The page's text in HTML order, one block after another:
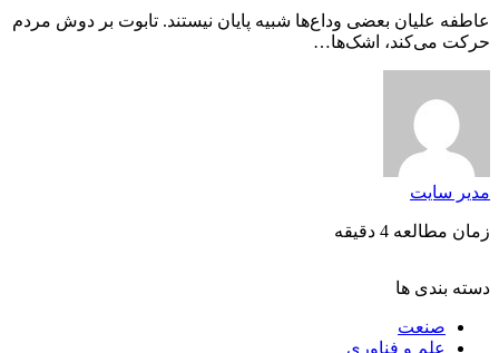
عاطفه علیان بعضی وداع‌ها شبیه پایان نیستند. تابوت بر دوش مردم
حرکت می‌کند، اشک‌ها…
مدیر سایت
زمان مطالعه 4 دقیقه
دسته بندی ها
صنعت
علم و فناوری